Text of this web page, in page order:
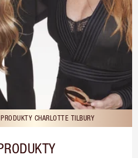
CHARLOTTE TILBURY